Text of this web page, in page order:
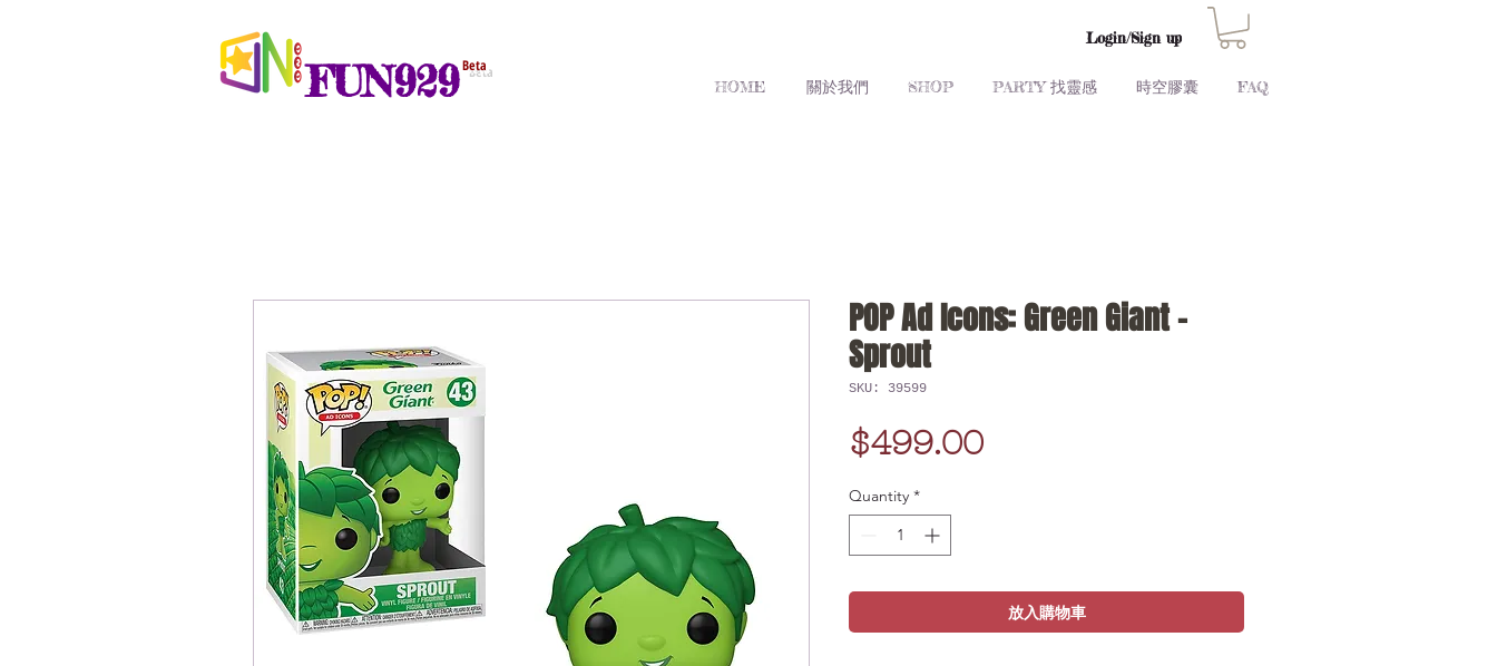
Beta
FUN929
Login/Sign up
HOME 關於我們 SHOP PARTY 找靈感 時空膠囊 FAQ
POP Ad Icons: Green Giant -
Sprout
SKU: 39599
$499.00Price
Quantity *
放入購物車